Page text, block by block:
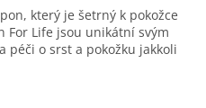
který je šetrný k pokožce
For Life jsou unikátní svým
péči o srst a pokožku jakkoli